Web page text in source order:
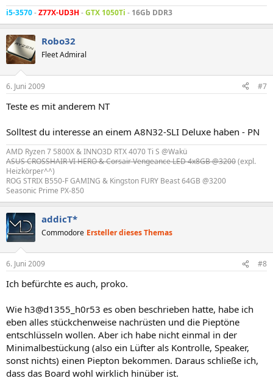
i5-3570-Z77X-UD3H-GTX 1050Ti - 16Gb DDR3
Robo32
Fleet Admiral
6. Juni 2009 #7
Teste es mit anderem NT
Solltest du interesse an einem A8N32-SLI Deluxe haben - PN
AMD Ryzen 7 5800X & INNO3D RTX 4070 Ti S @Wakü
ASUS CROSSHAIR VI HERO & Corsair Vengeance LED 4x8GB @3200(expl.
Heizkörper^^)
ROG STRIX B550-F GAMING & Kingston FURY Beast 64GB @3200
Seasonic Prime PX-850
addicT*
Commodore Ersteller dieses Themas
6. Juni 2009 #8
Ich befürchte es auch, proko.
Wie h3@d1355_h0r53 es oben beschrieben hatte, habe ich
eben alles stückchenweise nachrüsten und die Pieptöne
entschlüsseln wollen. Aber ich habe nicht einmal in der
Minimalbestückung (also ein Lüfter als Kontrolle, Speaker,
sonst nichts) einen Piepton bekommen. Daraus schließe ich,
dass das Board wohl wirklich hinüber ist.